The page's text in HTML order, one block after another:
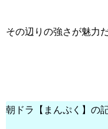
その辺りの強さが魅力
朝ドラ【まんぷく】の